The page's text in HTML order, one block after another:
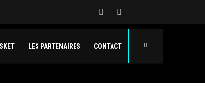
LES PARTENAIRES CONTACT